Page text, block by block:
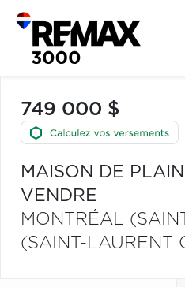
749 000 $
MAISON DE
VENDRE
MONTRÉAL
(SAINT-LAURENT